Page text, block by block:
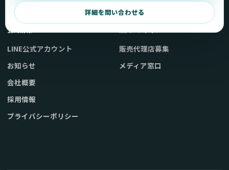
詳細を問い合わせる
弊社販売ストアへ
公式情報
LINE公式アカウント
お知らせ
会社概要
採用情報
プライバシーポリシー
販売代理店募集
メディア窓口